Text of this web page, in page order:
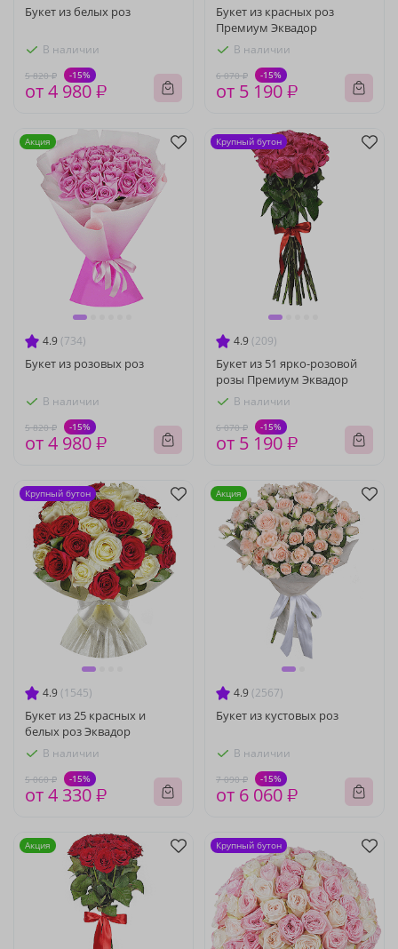
Букет из белых роз
В наличии
5 820 ₽ -15%
от 4 980 ₽
Букет из красных роз
Премиум Эквадор
В наличии
6 070 ₽ -15%
от 5 190 ₽
4.9 (734)
Букет из розовых роз
В наличии
5 820 ₽ -15%
от 4 980 ₽
Акция
4.9 (209)
Букет из 51 ярко-розовой
розы Премиум Эквадор
В наличии
6 070 ₽ -15%
от 5 190 ₽
Крупный бутон
4.9 (1545)
Букет из 25 красных и
белых роз Эквадор
В наличии
5 060 ₽ -15%
от 4 330 ₽
Крупный бутон
4.9 (2567)
Букет из кустовых роз
В наличии
7 090 ₽ -15%
от 6 060 ₽
Акция
Акция Крупный бутон